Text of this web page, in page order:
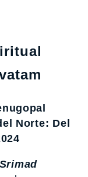
Norte: Del
Srimad